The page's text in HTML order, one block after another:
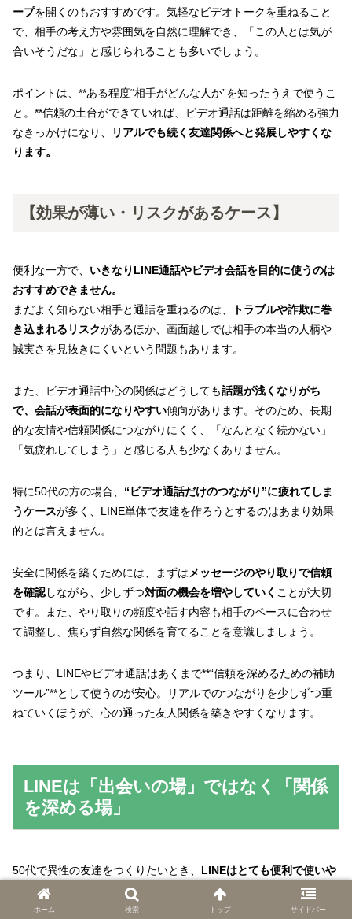
ープを開くのもおすすめです。気軽なビデオトークを重ねること
で、相手の考え方や雰囲気を自然に理解でき、「この人とは気が
合いそうだな」と感じられることも多いでしょう。
ポイントは、**ある程度“相手がどんな人か”を知ったうえで使うこ
と。**信頼の土台ができていれば、ビデオ通話は距離を縮める強力
なきっかけになり、
リアルでも続く友達関係へと発展しやすくな
ります。
【効果が薄い・リスクがあるケース】
便利な一方で、 いきなりLINE通話やビデオ会話を目的に使うのは
おすすめできません。
まだよく知らない相手と通話を重ねるのは、
トラブルや詐欺に巻
き込まれるリスクがあるほか、画面越しでは相手の本当の人柄や
誠実さを見抜きにくいという問題もあります。
また、ビデオ通話中心の関係はどうしても話題が浅くなりがち
で、会話が表面的になりやすい傾向があります。そのため、長期
的な友情や信頼関係につながりにくく、「なんとなく続かない」
「気疲れしてしまう」と感じる人も少なくありません。
特に50代の方の場合、 “ビデオ通話だけのつながり”に疲れてしま
うケースが多く、LINE単体で友達を作ろうとするのはあまり効果
的とは言えません。
安全に関係を築くためには、まずは メッセージのやり取りで信頼
を確認しながら、少しずつ対面の機会を増やしていく ことが大切
です。また、やり取りの頻度や話す内容も相手のペースに合わせ
て調整し、焦らず自然な関係を育てることを意識しましょう。
つまり、LINEやビデオ通話はあくまで**“信頼を深めるための補助
ツール”**として使うのが安心。リアルでのつながりを少しずつ重
ねていくほうが、心の通った友人関係を築きやすくなります。
LINEは「出会いの場」ではなく「関係
を深める場」
50代で異性の友達をつくりたいとき、 LINEはとても便利で使いや
すいコミュニケーションツール
です。ただし、最初の「出会いの
場」として使うのはあまりおすすめできません。LINEはむしろ、
ホーム 検索 トップ サイドバー